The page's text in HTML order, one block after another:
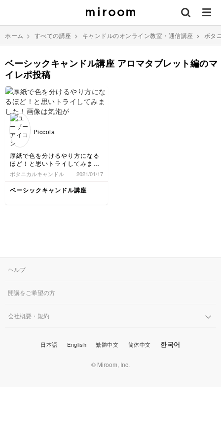
ホーム > すべての講座 > キャンドルのオンライン教室・通信講座 > ボタ
ベーシックキャンドル講座 アロマタブレット編のマ
イレポ投稿
Piccola
厚紙で色を分けるやり方になる
ほど！と思いトライしてみまし
た！画像は気泡が入ってしまい
綺麗じゃないですが、またチャ
レンジしてもっと完成度上げた
いと思います！！
ボタニカルキャンドル 2021/01/17
ベーシックキャンドル講座
ヘルプ
開講をご希望の方
会社概要・規約
日本語 English 繁體中文 简体中文 한국어
© Miroom, Inc.